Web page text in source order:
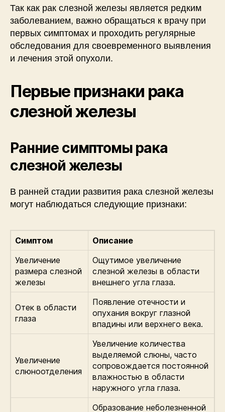
Так как рак слезной железы является редким
заболеванием, важно обращаться к врачу при
первых симптомах и проходить регулярные
обследования для своевременного выявления
и лечения этой опухоли.
Первые признаки рака
слезной железы
Ранние симптомы рака
слезной железы
В ранней стадии развития рака слезной железы
могут наблюдаться следующие признаки:
Симптом
Описание
Увеличение
размера слезной
железы
Ощутимое увеличение
слезной железы в области
внешнего угла глаза.
Отек в области
глаза
Появление отечности и
опухания вокруг глазной
впадины или верхнего века.
Увеличение
слюноотделения
Увеличение количества
выделяемой слюны, часто
сопровождается постоянной
влажностью в области
наружного угла глаза.
Образование неболезненной